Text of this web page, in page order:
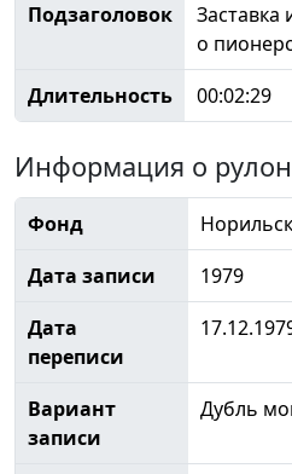
Подзаголовок
Заставка
о
Длительность
00:02:29
Информация о
Фонд
Дата записи
1979
Дата
переписи
Вариант
записи
Дубль